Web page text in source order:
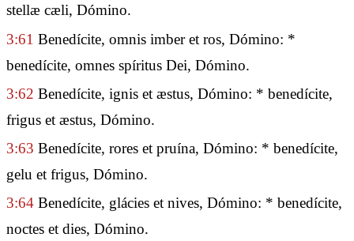
stellæ cæli, Dómino.
3:61 Benedícite, omnis imber et ros, Dómino: *
benedícite, omnes spíritus Dei, Dómino.
3:62 Benedícite, ignis et æstus, Dómino: * benedícite,
frigus et æstus, Dómino.
3:63 Benedícite, rores et pruína, Dómino: * benedícite,
gelu et frigus, Dómino.
3:64 Benedícite, glácies et nives, Dómino: * benedícite,
noctes et dies, Dómino.